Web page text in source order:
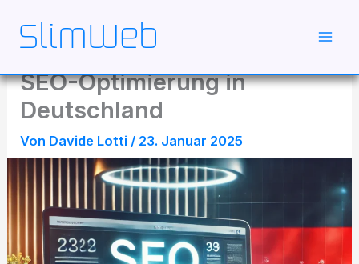
Inhalt
springen
SEO-Optimierung in
Deutschland
Von Davide Lotti / 23. Januar 2025